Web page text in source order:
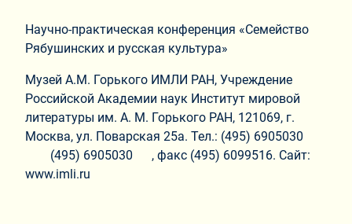
Научно-практическая конференция «Семейство
Рябушинских и русская культура»
Музей А.М. Горького ИМЛИ РАН, Учреждение
Российской Академии наук Институт мировой
литературы им. А. М. Горького РАН, 121069, г.
Москва, ул. Поварская 25а. Тел.: (495) 6905030
(495) 6905030 , факс (495) 6099516. Сайт:
www.imli.ru